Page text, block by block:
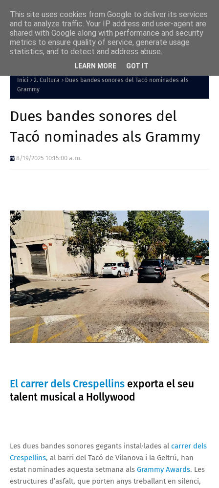
Inici 2. Cultura
Dues bandes sonores del Tacó nominades als
Grammy
Dues bandes sonores del
Tacó nominades als Grammy
8/19/2025 10:15:00 a. m.
El carrer dels Crespellins exporta el seu
talent musical a Hollywood
Les dues bandes sonores gegants instal·lades al carrer dels
Crespellins, al barri del Tacó de Vilanova i la Geltrú, han
estat nominades aquesta setmana als Grammy Awards. Les
estructures d’asfalt, que porten anys treballant en silenci,
This site uses cookies from Google to deliver its services
and to analyze traffic. Your IP address and user-agent are
shared with Google along with performance and security
metrics to ensure quality of service, generate usage
statistics, and to detect and address abuse.
LEARN MORE GOT IT